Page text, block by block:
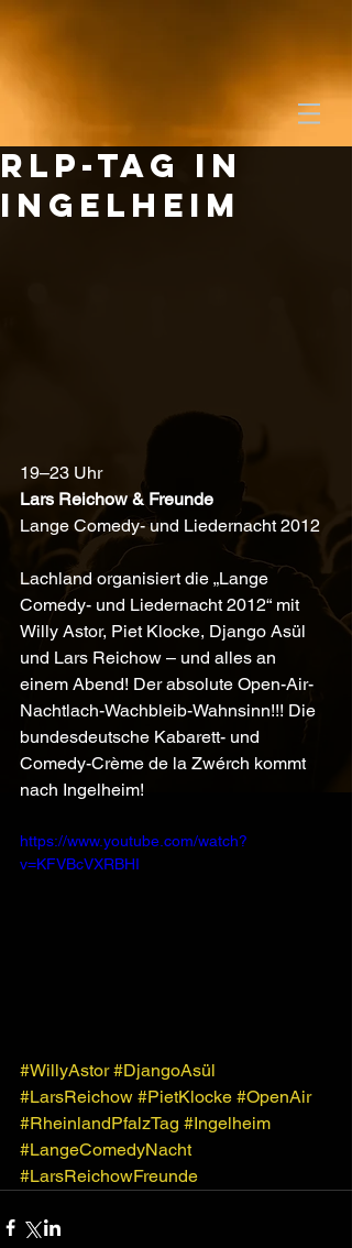
RLP-Tag in
Ingelheim
19–23 Uhr
Lars Reichow & Freunde
Lange Comedy- und Liedernacht 2012
Lachland organisiert die „Lange
Comedy- und Liedernacht 2012“ mit
Willy Astor, Piet Klocke, Django Asül
und Lars Reichow – und alles an
einem Abend! Der absolute Open-Air-
Nachtlach-Wachbleib-Wahnsinn!!! Die
bundesdeutsche Kabarett- und
Comedy-Crème de la Zwérch kommt
nach Ingelheim!
https://www.youtube.com/watch?
v=KFVBcVXRBHI
#WillyAstor #DjangoAsül
#LarsReichow #PietKlocke #OpenAir
#RheinlandPfalzTag #Ingelheim
#LangeComedyNacht
#LarsReichowFreunde